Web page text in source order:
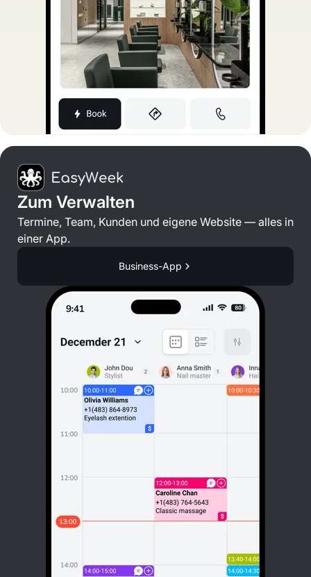
Zum Verwalten
Termine, Team, Kunden und eigene Website — alles in
einer App.
Business-App